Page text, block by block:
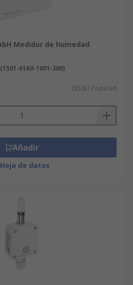
Medidor de humedad
61A0-1001-200)
235,87 €/unidad
Añadir
Hoja de datos